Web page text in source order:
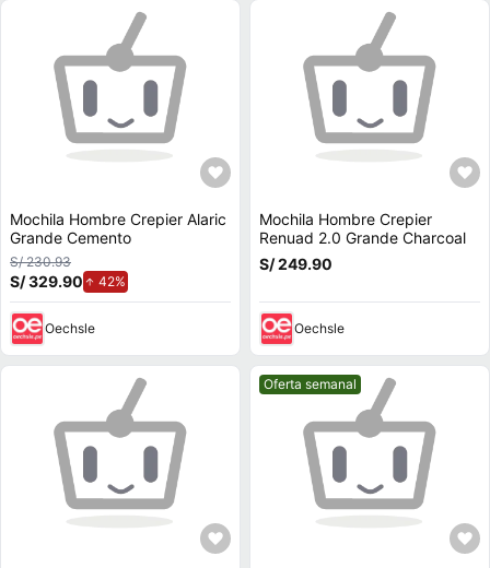
Mochila Hombre Crepier Alaric
Grande Cemento
S/ 230.93
S/ 329.90 42%
Oechsle
Mochila Hombre Crepier
Renuad 2.0 Grande Charcoal
S/ 249.90
Oechsle
Mejor precio.
Oferta semanal